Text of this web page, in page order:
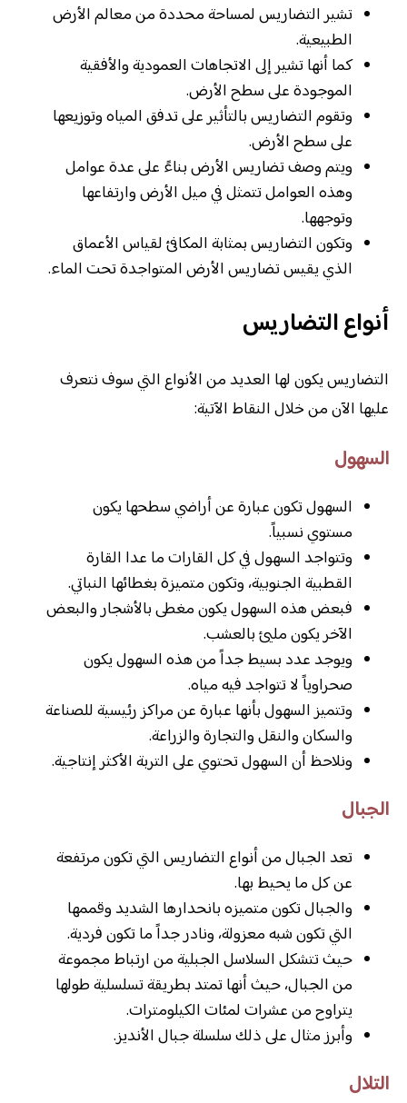
تشير التضاريس لمساحة محددة من معالم الأرض
الطبيعية.
كما أنها تشير إلى الاتجاهات العمودية والأفقية
الموجودة على سطح الأرض.
وتقوم التضاريس بالتأثير على تدفق المياه وتوزيعها
على سطح الأرض.
ويتم وصف تضاريس الأرض بناءً على عدة عوامل
وهذه العوامل تتمثل في ميل الأرض وارتفاعها
وتوجهها.
وتكون التضاريس بمثابة المكافئ لقياس الأعماق
الذي يقيس تضاريس الأرض المتواجدة تحت الماء.
أنواع التضاريس
التضاريس يكون لها العديد من الأنواع التي سوف نتعرف
عليها الآن من خلال النقاط الآتية:
السهول
السهول تكون عبارة عن أراضي سطحها يكون
مستوي نسبياً.
وتتواجد السهول في كل القارات ما عدا القارة
القطبية الجنوبية، وتكون متميزة بغطائها النباتي.
فبعض هذه السهول يكون مغطى بالأشجار والبعض
الآخر يكون مليئ بالعشب.
ويوجد عدد بسيط جداً من هذه السهول يكون
صحراوياً لا تتواجد فيه مياه.
وتتميز السهول بأنها عبارة عن مراكز رئيسية للصناعة
والسكان والنقل والتجارة والزراعة.
ونلاحظ أن السهول تحتوي على التربة الأكثر إنتاجية.
الجبال
تعد الجبال من أنواع التضاريس التي تكون مرتفعة
عن كل ما يحيط بها.
والجبال تكون متميزه بانحدارها الشديد وقممها
التي تكون شبه معزولة، ونادر جداً ما تكون فردية.
حيث تتشكل السلاسل الجبلية من ارتباط مجموعة
من الجبال، حيث أنها تمتد بطريقة تسلسلية طولها
يتراوح من عشرات لمئات الكيلومترات.
وأبرز مثال على ذلك سلسلة جبال الأنديز.
التلال